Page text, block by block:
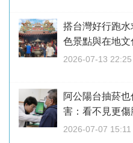
搭台灣好行跑
色景點與在地文
2026-07-13 22:25
阿公陽台抽菸
害：看不見更傷
2026-07-07 15:11